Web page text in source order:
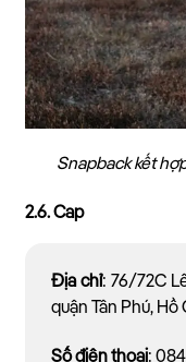
Snapback kết
2.6. Cap
Địa chỉ: 76/72C
quận Tân Phú, Hồ
Số điện thoại: